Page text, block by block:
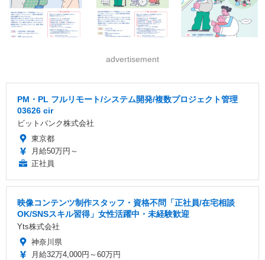
advertisement
PM・PL フルリモート/システム開発/複数プロジェクト管理
03626 cir
ビットバンク株式会社
東京都
月給50万円～
正社員
映像コンテンツ制作スタッフ・資格不問「正社員/在宅相談
OK/SNSスキル習得」女性活躍中・未経験歓迎
Yts株式会社
神奈川県
月給32万4,000円～60万円